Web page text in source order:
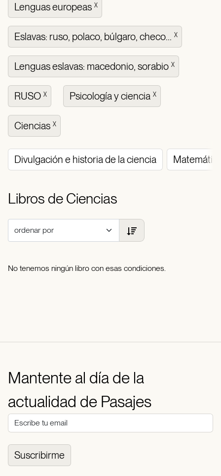
Lenguas europeas X
Eslavas: ruso, polaco, búlgaro, checo... X
Lenguas eslavas: macedonio, sorabio X
RUSO X Psicología y ciencia X
Ciencias X
Divulgación e historia de la ciencia
Libros de Ciencias
No tenemos ningún libro con esas condiciones.
Mantente al día de la
actualidad de Pasajes
Suscribirme